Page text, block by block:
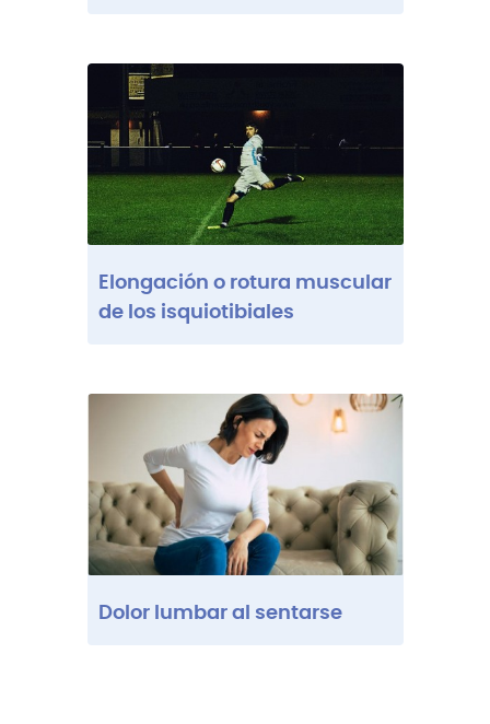
Elongación o rotura muscular
de los isquiotibiales
Dolor lumbar al sentarse